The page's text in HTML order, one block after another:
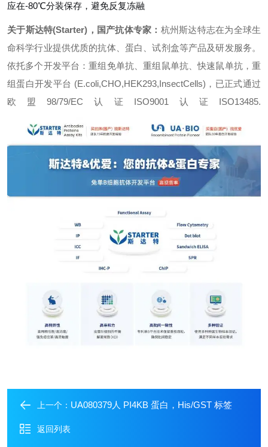
应在-80℃分装保存，避免反复冻融
关于斯达特(Starter)，国产抗体专家： 杭州斯达特志在为全球生
命科学行业提供优质的抗体、蛋白、试剂盒等产品及研发服务。
依托多个开发平台：重组免单抗、重组鼠单抗、快速鼠单抗，重
组蛋白开发平台 (E.coli,CHO,HEK293,InsectCells)，已正式通过
欧盟98/79/EC认证ISO9001认证ISO13485.
上一个： UA080379人 PI4KB 蛋白，His/GST 标签
返回列表